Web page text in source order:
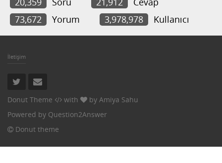
73,672
Yorum 3,978,978 Kullanıcı
İletişim
Donut Theme with by Amiya Sahu
Powered by Question2Answer
Donut theme